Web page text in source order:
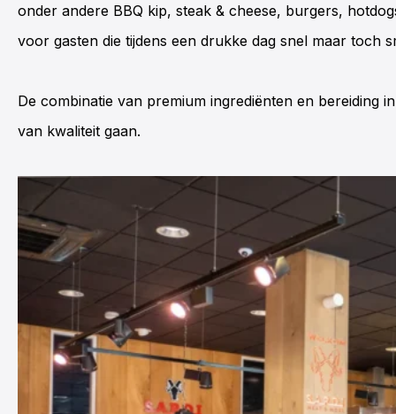
onder andere BBQ kip, steak & cheese, burgers,
voor gasten die tijdens een drukke dag snel maar toch
De combinatie van premium ingrediënten en bereiding
van kwaliteit gaan.